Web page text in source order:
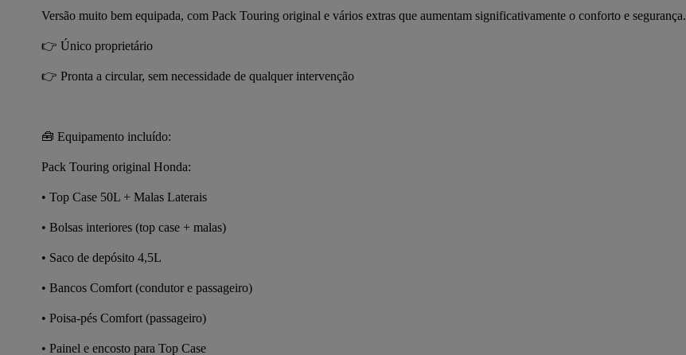
Versão muito bem equipada, com Pack Touring original e vários extras que aumentam significativamente o conforto e segurança.
👉 Único proprietário
👉 Pronta a circular, sem necessidade de qualquer intervenção
🧰 Equipamento incluído:
Pack Touring original Honda:
• Top Case 50L + Malas Laterais
• Bolsas interiores (top case + malas)
• Saco de depósito 4,5L
• Bancos Comfort (condutor e passageiro)
• Poisa-pés Comfort (passageiro)
• Painel e encosto para Top Case